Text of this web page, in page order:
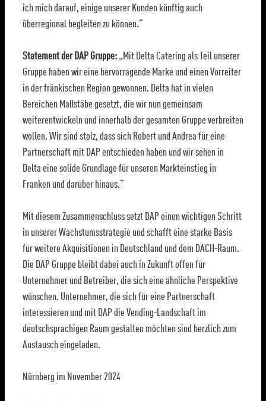
ich mich darauf, einige unserer Kunden künftig auch
überregional begleiten zu können.“
Statement derDAP Gruppe:„Mit Delta Catering als Teil unserer
Gruppe haben wir eine hervorragende Marke und einen Vorreiter
in der fränkischen Region gewonnen. Delta hat in vielen
Bereichen Maßstäbe gesetzt, die wir nun gemeinsam
weiterentwickeln und innerhalb der gesamten Gruppe verbreiten
wollen. Wir sind stolz, dass sich Robert und Andrea für eine
Partnerschaft mit DAP entschieden haben und wir sehen in
Delta eine solide Grundlage für unseren Markteinstieg in
Franken und darüber hinaus.“
Mit diesem Zusammenschluss setzt DAP einen wichtigen Schritt
in unserer Wachstumsstrategie und schafft eine starke Basis
für weitere Akquisitionen in Deutschland und dem DACH-Raum.
Die DAP Gruppe bleibt dabei auch in Zukunft offen für
Unternehmer und Betreiber, die sich eine ähnliche Perspektive
wünschen. Unternehmer, die sich für eine Partnerschaft
interessieren und mit DAP die Vending-Landschaft im
deutschsprachigen Raum gestalten möchten sind herzlich zum
Austausch eingeladen.
Nürnberg im November 2024